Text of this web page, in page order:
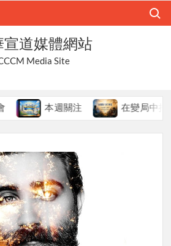
宣道媒體網站
Media Site
本週關注 在變局中持守真道